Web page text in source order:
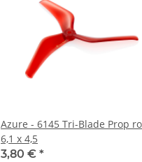
Azure - 6145 Tri-Blade Prop
6,1 x 4,5
3,80 € *